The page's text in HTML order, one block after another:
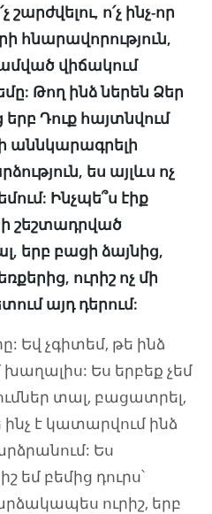
շարժվելու, ո՛չ ինչ-որ
հնարավորություն,
վիճակում
Թող ինձ ներեն Ձեր
Դուք հայտնվում
աննկարագրելի
ես այլևս ոչ
Ինչպե՞ս էիք
շեշտադրված
երբ բացի ձայնից,
ուրիշ ոչ մի
այդ դերում:
Եվ չգիտեմ, թե ինձ
խաղալիս: Ես երբեք չեմ
տալ, բացատրել,
է կատարվում ինձ
Ես
եմ բեմից դուրս՝
ուրիշ, երբ